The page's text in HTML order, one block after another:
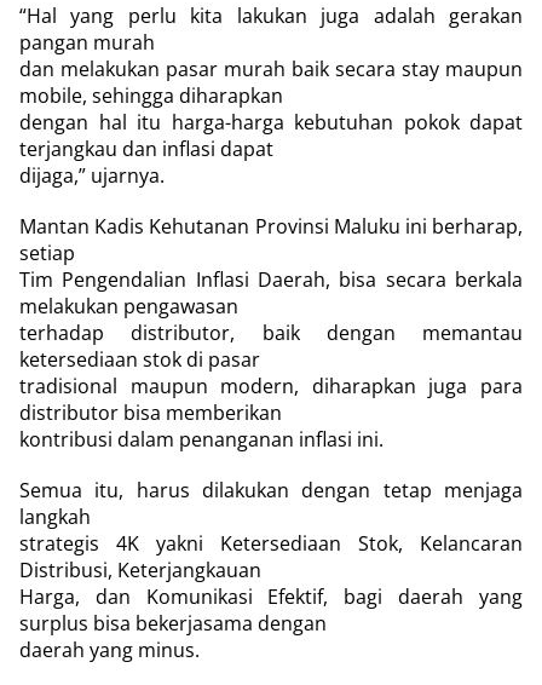
“Hal yang perlu kita lakukan juga adalah gerakan
pangan murah
dan melakukan pasar murah baik secara stay maupun
mobile, sehingga diharapkan
dengan hal itu harga-harga kebutuhan pokok dapat
terjangkau dan inflasi dapat
dijaga,” ujarnya.
Mantan Kadis Kehutanan Provinsi Maluku ini berharap,
setiap
Tim Pengendalian Inflasi Daerah, bisa secara berkala
melakukan pengawasan
terhadap distributor, baik dengan memantau
ketersediaan stok di pasar
tradisional maupun modern, diharapkan juga para
distributor bisa memberikan
kontribusi dalam penanganan inflasi ini.
Semua itu, harus dilakukan dengan tetap menjaga
langkah
strategis 4K yakni Ketersediaan Stok, Kelancaran
Distribusi, Keterjangkauan
Harga, dan Komunikasi Efektif, bagi daerah yang
surplus bisa bekerjasama dengan
daerah yang minus.